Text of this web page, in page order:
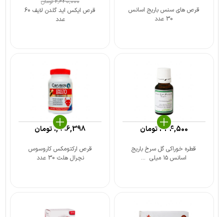
قرص های سنس باریج اسانس
30 عدد
قرص ایکس اید گلدن لایف 60
عدد
2,640,000تومان
قطره خوراکی گل سرخ باریج
اسانس ۱۵ میلی ‎ ...
434,500تومان
قرص ارکتومکس کاروسوس
نچرال هلث 30 عدد
1,996,398تومان